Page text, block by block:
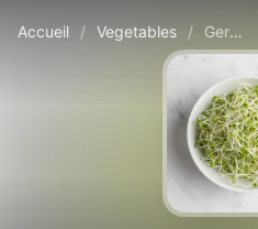
Accueil / Vegetables / Germe de luzerne